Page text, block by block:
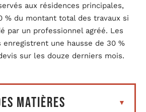
aux résidences principales,
% du montant total des travaux si
par un professionnel agréé. Les
une hausse de 30 %
sur les douze derniers mois.
matières